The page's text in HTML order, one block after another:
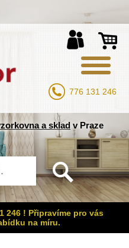
776 131 246
a sklad v Praze
246 ! Připravíme pro vás
na míru.